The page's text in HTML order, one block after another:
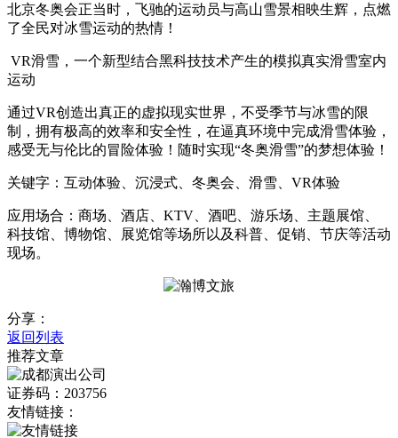
北京冬奥会正当时，飞驰的运动员与高山雪景相映生辉，点燃
了全民对冰雪运动的热情！
VR滑雪，一个新型结合黑科技技术产生的模拟真实滑雪室内
运动
通过VR创造出真正的虚拟现实世界，不受季节与冰雪的限
制，拥有极高的效率和安全性，在逼真环境中完成滑雪体验，
感受无与伦比的冒险体验！随时实现“冬奥滑雪”的梦想体验！
关键字：互动体验、沉浸式、冬奥会、滑雪、VR体验
应用场合：商场、酒店、KTV、酒吧、游乐场、主题展馆、
科技馆、博物馆、展览馆等场所以及科普、促销、节庆等活动
现场。
分享：
返回列表
推荐文章
证券码：203756
友情链接：